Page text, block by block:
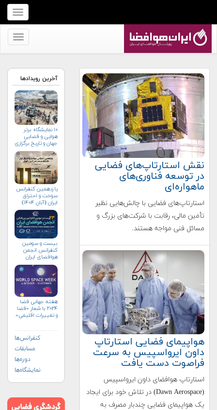
برای
نمایش
منو
برای
کنید
نقش استارتاپ‌های فضایی
در توسعه فناوری‌های
ماهواره‌ای
استارتاپ‌های فضایی با چالش‌هایی نظیر
تأمین مالی، رقابت با شرکت‌های بزرگ و
مسائل فنی مواجه هستند.
هواپیمای فضایی استارتاپ
داون ایرواسپیس به سرعت
فراصوت دست یافت
استارتاپ هوافضای داون ایرواسپیس
(Dawn Aerospace) در تلاش خود برای ایجاد
یک هواپیمای فضایی چندبار مصرف به
آخرین رویدادها
۱۰ نمایشگاه برتر
هوایی و فضایی
جهان و تاریخ برگزاری
آن‌ها
یازدهمین کنفرانس
سوخت و احتراق
ایران (آبان‌ ۱۴۰۴)
بیست و سومین
کنفرانس انجمن
هوافضای ايران
هفته جهانی فضا
۲۰۲۴ با شعار «فضا
و تغییرات اقلیمی»
کنفرانس‌ها
مسابقات
دوره‌ها
نمایشگاه‌ها